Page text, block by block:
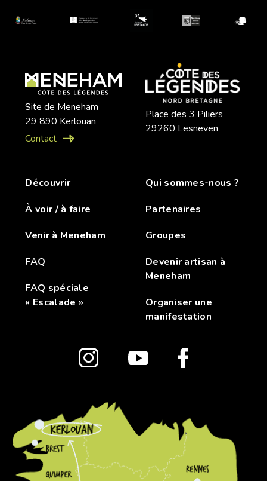
Site de Meneham
29 890 Kerlouan
Contact
Place des 3 Piliers
29260 Lesneven
Découvrir
À voir / à faire
Venir à Meneham
FAQ
FAQ spéciale
« Escalade »
Qui sommes-nous ?
Partenaires
Groupes
Devenir artisan à
Meneham
Organiser une
manifestation